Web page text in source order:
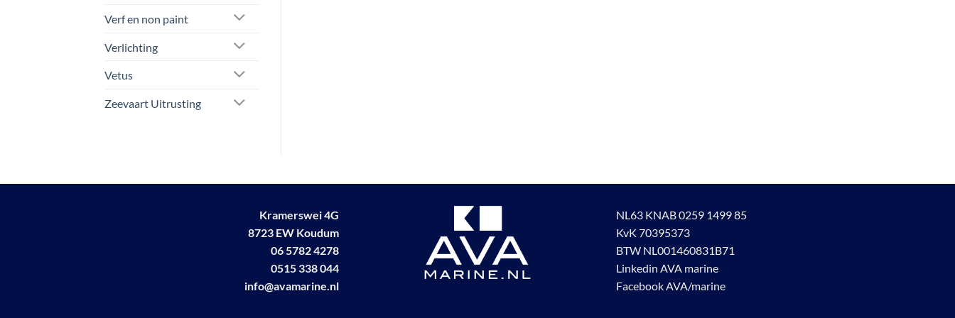
Verf en non paint
Verlichting
Vetus
Zeevaart Uitrusting
Kramerswei 4G
8723 EW Koudum
06 5782 4278
0515 338 044
info@avamarine.nl
NL63 KNAB 0259 1499 85
KvK 70395373
BTW NL001460831B71
Linkedin AVA marine
Facebook AVA/marine